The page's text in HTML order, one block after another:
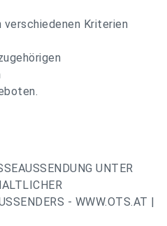
Kriterien
UNTER
- WWW.OTS.AT |